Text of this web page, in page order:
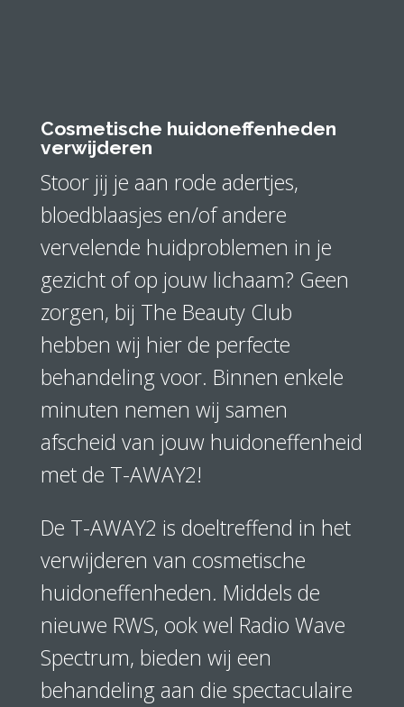
Cosmetische huidoneffenheden
verwijderen
Stoor jij je aan rode adertjes,
bloedblaasjes en/of andere
vervelende huidproblemen in je
gezicht of op jouw lichaam? Geen
zorgen, bij The Beauty Club
hebben wij hier de perfecte
behandeling voor. Binnen enkele
minuten nemen wij samen
afscheid van jouw huidoneffenheid
met de T-AWAY2!
De T-AWAY2 is doeltreffend in het
verwijderen van cosmetische
huidoneffenheden. Middels de
nieuwe RWS, ook wel Radio Wave
Spectrum, bieden wij een
behandeling aan die spectaculaire